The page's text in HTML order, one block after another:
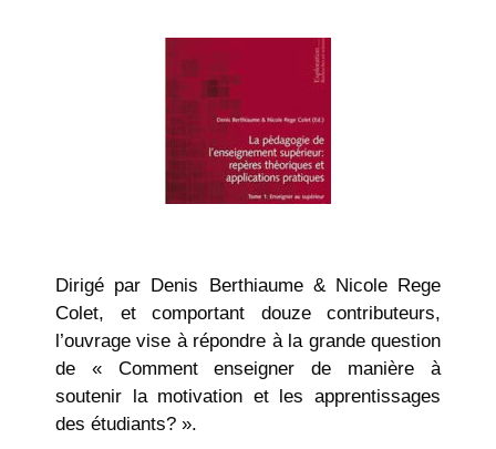
Dirigé par Denis Berthiaume & Nicole Rege
Colet, et comportant douze contributeurs,
l’ouvrage vise à répondre à la grande question
de « Comment enseigner de manière à
soutenir la motivation et les apprentissages
des étudiants? ».